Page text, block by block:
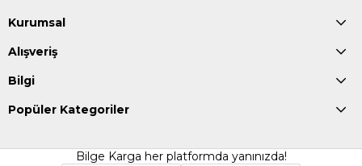
Kurumsal
Alışveriş
Bilgi
Popüler Kategoriler
Bilge Karga her platformda yanınızda!